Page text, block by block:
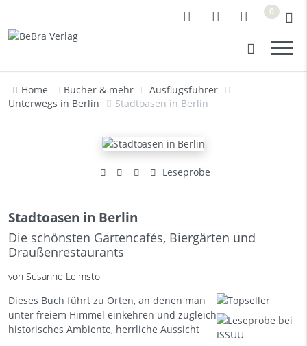
0
Home Bücher & mehr
Ausflugsführer
Unterwegs in Berlin
Stadtoasen in Berlin
Leseprobe
Stadtoasen in Berlin
Die schönsten Gartencafés, Biergärten und
Draußenrestaurants
von Susanne Leimstoll
Dieses Buch führt zu Orten, an denen man
unter freiem Himmel einkehren und zugleich
historisches Ambiente, herrliche Aussicht